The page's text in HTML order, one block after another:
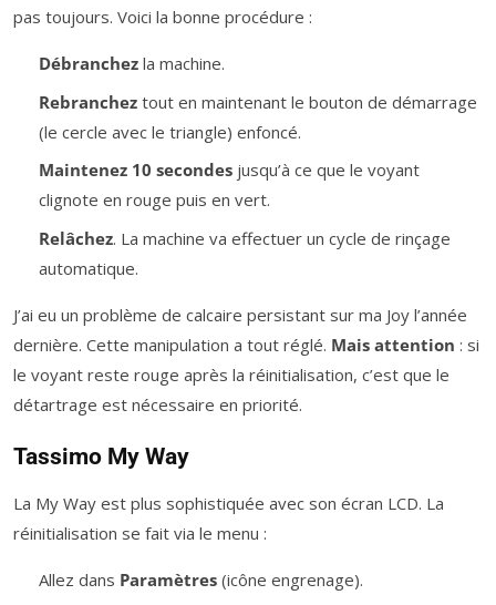
pas toujours. Voici la bonne procédure :
Débranchezla machine.
Rebrancheztout en maintenant le bouton de démarrage
(le cercle avec le triangle) enfoncé.
Maintenez 10 secondesjusqu’à ce que le voyant
clignote en rouge puis en vert.
Relâchez. La machine va effectuer un cycle de rinçage
automatique.
J’ai eu un problème de calcaire persistant sur ma Joy l’année
dernière. Cette manipulation a tout réglé. Mais attention : si
le voyant reste rouge après la réinitialisation, c’est que le
détartrage est nécessaire en priorité.
Tassimo My Way
La My Way est plus sophistiquée avec son écran LCD. La
réinitialisation se fait via le menu :
Allez dans Paramètres(icône engrenage).